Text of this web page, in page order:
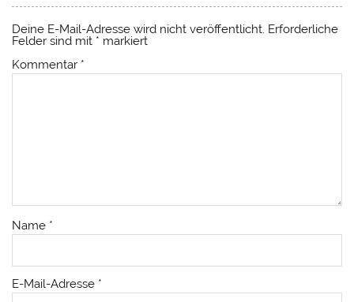
Deine E-Mail-Adresse wird nicht veröffentlicht. Erforderliche
Felder sind mit * markiert
Kommentar *
Name *
E-Mail-Adresse *